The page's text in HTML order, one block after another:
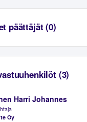
päättäjät (0)
(3)
Harri Johannes
Oy